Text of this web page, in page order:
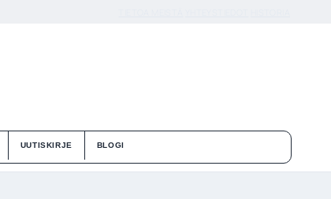
UUTISKIRJE BLOGI